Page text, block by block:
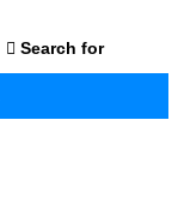
Search for